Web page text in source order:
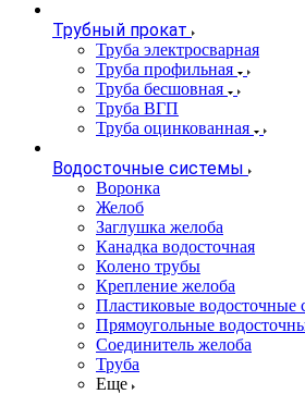
Трубный прокат
Труба электросварная
Труба профильная
Труба бесшовная
Труба ВГП
Труба оцинкованная
Водосточные системы
Воронка
Желоб
Заглушка желоба
Канадка водосточная
Колено трубы
Крепление желоба
Пластиковые водосточные
Прямоугольные
Соединитель желоба
Труба
Еще